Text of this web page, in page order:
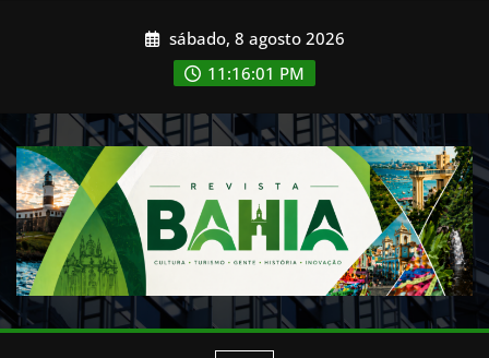
sábado, 8 agosto 2026
11:16:03 PM